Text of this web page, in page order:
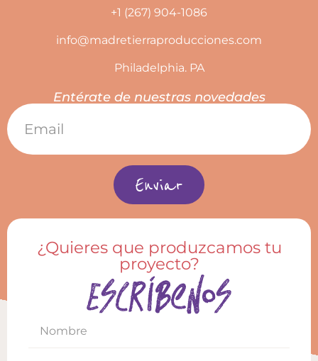
+1 (267) 904-1086
info@madretierraproducciones.com
Philadelphia. PA
Entérate de nuestras novedades
Enviar
¿Quieres que produzcamos tu
proyecto?
Escríbenos